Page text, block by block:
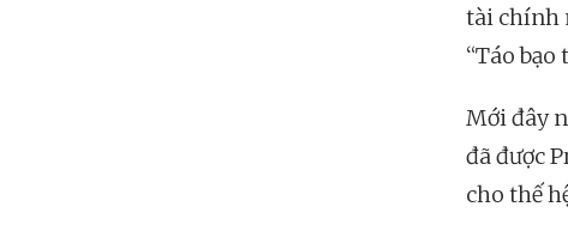
tài chính
“Táo bạo
Mới đây
đã được
cho thế